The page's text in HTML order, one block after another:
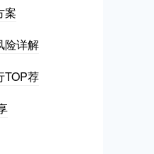
案
险详解
TOP荐